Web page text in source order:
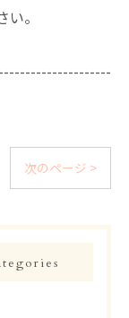
。
次のページ >